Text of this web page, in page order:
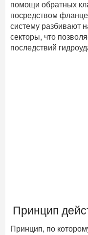
помощи обратных
посредством
систему разбивают
секторы, что
последствий
Принцип
Принцип, по